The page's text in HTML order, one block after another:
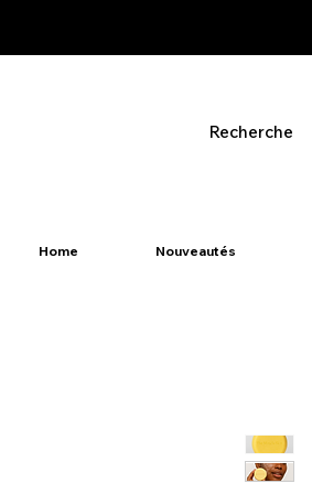
Home Nouveautés